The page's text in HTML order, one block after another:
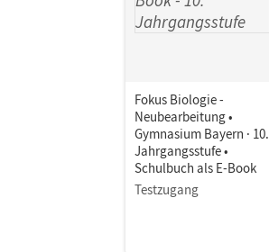
Dreyer, Michael; Kraus, Wolf
Fokus Biologie -
Neubearbeitung •
Gymnasium Bayern · 10.
Jahrgangsstufe •
Schulbuch als E-Book
Testzugang